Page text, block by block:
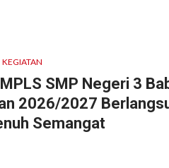
KEGIATAN
SMP Negeri 3
2026/2027
Semangat